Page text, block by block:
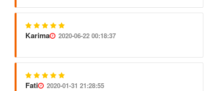
Karima 2020-06-22 00:18:37
Fati 2020-01-31 21:28:55